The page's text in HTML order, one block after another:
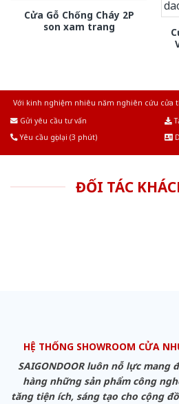
Cửa Gỗ Chống Cháy 2P
son xam trang
Với kinh nghiệm nhiêu năm nghiên cứu cửa
Gửi yêu cầu tư vấn
Yêu cầu gọi lại (3 phút)
ĐỐI TÁC
HỆ THỐNG SHOWROOM CỬA
SAIGONDOOR luôn nỗ lực mang
hàng những sản phẩm công
tăng tiện ích, sáng tạo cho cộng